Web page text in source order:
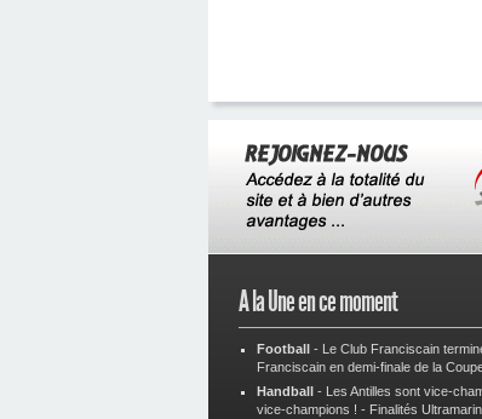
A la Une en ce moment
Football - Le Club Franciscain
Franciscain en demi-finale de la
Handball - Les Antilles sont vice-
vice-champions ! - Finalités